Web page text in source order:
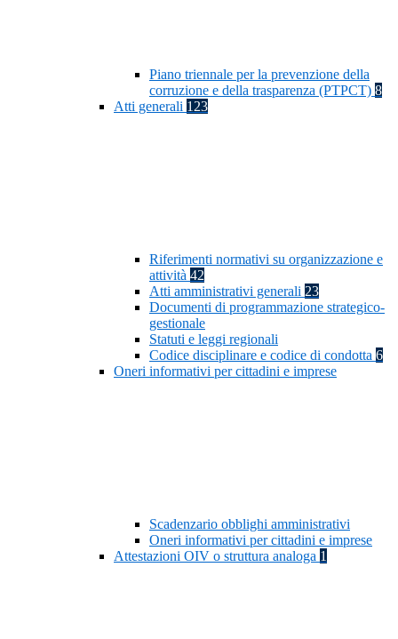
Piano triennale per la prevenzione della
corruzione e della trasparenza (PTPCT) 8
Atti generali 123
Riferimenti normativi su organizzazione e
attività 42
Atti amministrativi generali 23
Documenti di programmazione strategico-
gestionale
Statuti e leggi regionali
Codice disciplinare e codice di condotta 6
Oneri informativi per cittadini e imprese
Scadenzario obblighi amministrativi
Oneri informativi per cittadini e imprese
Attestazioni OIV o struttura analoga 1